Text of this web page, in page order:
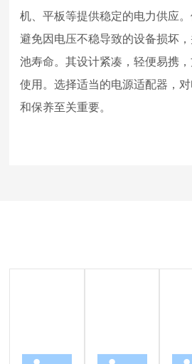
机、平板等提供稳定的电力供应
避免因电压不稳导致的设备损坏
池寿命。其设计紧凑，轻便易携
使用。选择适当的电源适配器，
和保养至关重要。